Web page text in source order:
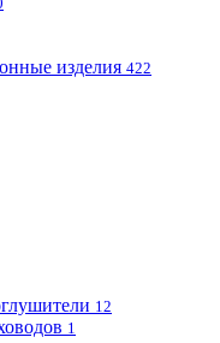
изделия 422
12
1